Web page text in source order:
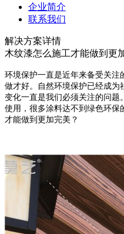
企业简介
联系我们
解决方案详情
木纹漆怎么施工才能做到更
环境保护一直是近年来备受关注
做才好。自然环境保护已经成为
变化一直是我们必须关注的问题
使用，很多涂料达不到绿色环保
才能做到更加完美？